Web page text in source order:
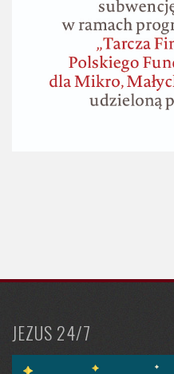
JEZUS 24/7